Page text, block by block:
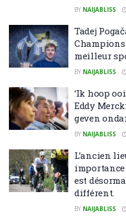
BY NAIJABLISS
Tadej
meilleur
BY NAIJABLISS
‘Ik hoop
Eddy
geven
BY NAIJABLISS
L’ancien
importance
est
différent.
BY NAIJABLISS